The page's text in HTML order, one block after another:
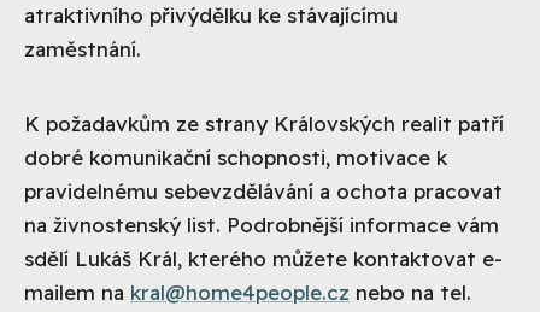
atraktivního přivýdělku ke stávajícímu
zaměstnání.
K požadavkům ze strany Královských realit patří
dobré komunikační schopnosti, motivace k
pravidelnému sebevzdělávání a ochota pracovat
na živnostenský list. Podrobnější informace vám
sdělí Lukáš Král, kterého můžete kontaktovat e-
mailem na kral@home4people.cz nebo na tel.